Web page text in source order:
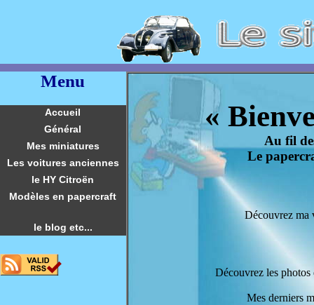
Menu
Accueil
Général
Mes miniatures
Les voitures anciennes
le HY Citroën
Modèles en papercraft
le blog etc...
«
Au fil
Le
Découvrez ma
Découvrez les
Mes derniers